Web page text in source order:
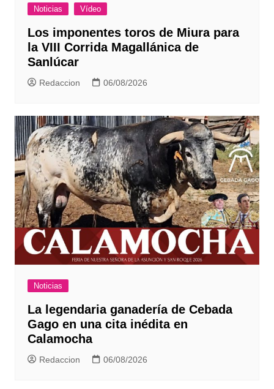
Noticias Vídeo
Los imponentes toros de Miura para
la VIII Corrida Magallánica de
Sanlúcar
Redaccion 06/08/2026
Noticias
La legendaria ganadería de Cebada
Gago en una cita inédita en
Calamocha
Redaccion 06/08/2026